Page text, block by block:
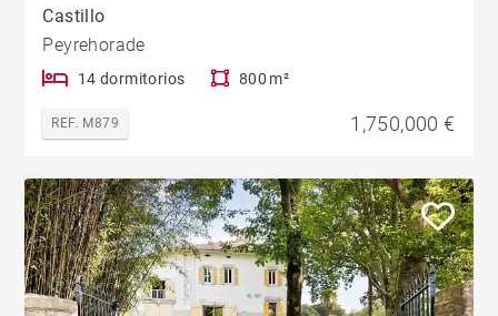
Castillo
Peyrehorade
14 dormitorios 800 m²
REF. M879 1,750,000 €